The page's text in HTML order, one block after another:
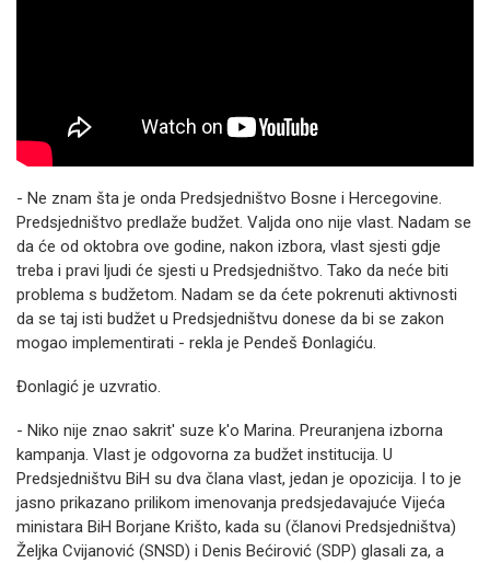
- Ne znam šta je onda Predsjedništvo Bosne i Hercegovine.
Predsjedništvo predlaže budžet. Valjda ono nije vlast. Nadam se
da će od oktobra ove godine, nakon izbora, vlast sjesti gdje
treba i pravi ljudi će sjesti u Predsjedništvo. Tako da neće biti
problema s budžetom. Nadam se da ćete pokrenuti aktivnosti
da se taj isti budžet u Predsjedništvu donese da bi se zakon
mogao implementirati - rekla je Pendeš Đonlagiću.
Đonlagić je uzvratio.
- Niko nije znao sakrit' suze k'o Marina. Preuranjena izborna
kampanja. Vlast je odgovorna za budžet institucija. U
Predsjedništvu BiH su dva člana vlast, jedan je opozicija. I to je
jasno prikazano prilikom imenovanja predsjedavajuće Vijeća
ministara BiH Borjane Krišto, kada su (članovi Predsjedništva)
Željka Cvijanović (SNSD) i Denis Bećirović (SDP) glasali za, a